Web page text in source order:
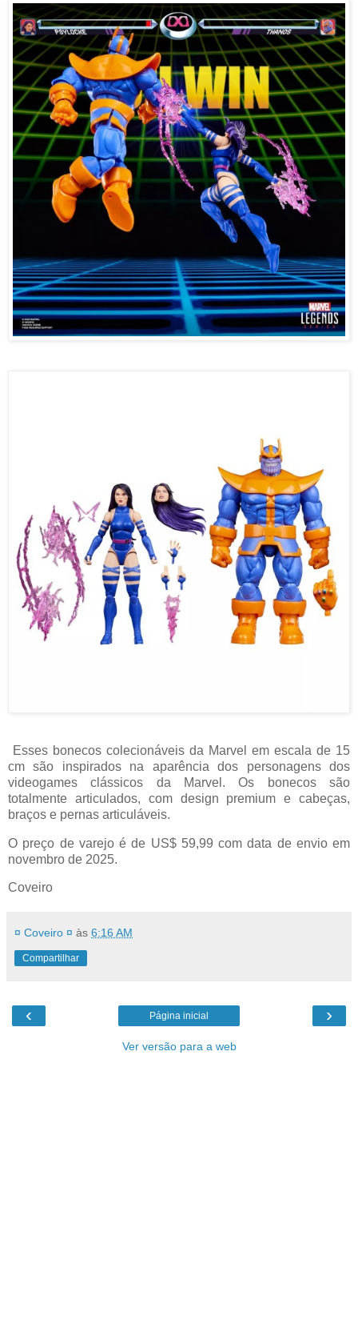
Esses bonecos colecionáveis ​​da Marvel em escala de 15
cm são inspirados na aparência dos personagens dos
videogames clássicos da Marvel. Os bonecos são
totalmente articulados, com design premium e cabeças,
braços e pernas articuláveis.
O preço de varejo é de US$ 59,99 com data de envio em
novembro de 2025.
Coveiro
¤ Coveiro ¤ às 6:16 AM
Compartilhar
‹ ›
Página inicial
Ver versão para a web